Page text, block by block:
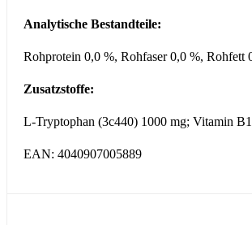
Analytische Bestandteile:
Rohprotein 0,0 %, Rohfaser 0,0 %, Rohfett
Zusatzstoffe:
L-Tryptophan (3c440) 1000 mg; Vitamin
EAN: 4040907005889